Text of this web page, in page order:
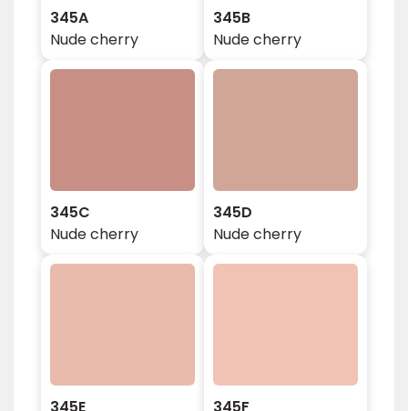
345A
Nude cherry
345B
Nude cherry
345C
Nude cherry
345D
Nude cherry